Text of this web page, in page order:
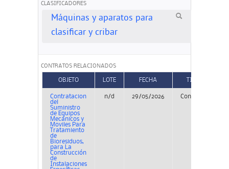
CLASIFICADORES
Máquinas y aparatos para
clasificar y cribar
CONTRATOS RELACIONADOS
OBJETO LOTE FECHA TIPO
Contratacion
del
Suministro
de Equipos
Mecánicos y
Moviles Para
Tratamiento
de
Bioresiduos,
para La
Construcción
de
Instalaciones
n/d 29/05/2026 Concurso